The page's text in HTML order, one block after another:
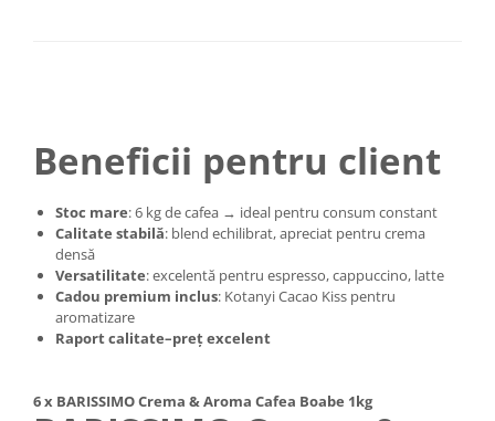
Beneficii pentru client
Stoc mare: 6 kg de cafea → ideal pentru consum constant
Calitate stabilă: blend echilibrat, apreciat pentru crema
densă
Versatilitate: excelentă pentru espresso, cappuccino, latte
Cadou premium inclus: Kotanyi Cacao Kiss pentru
aromatizare
Raport calitate–preț excelent
6 x BARISSIMO Crema & Aroma Cafea Boabe 1kg